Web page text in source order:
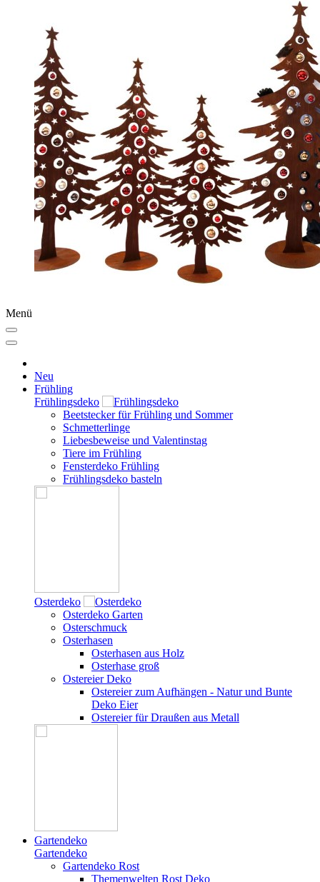
Menü
Neu
Frühling
Frühlingsdeko
Beetstecker für Frühling und Sommer
Schmetterlinge
Liebesbeweise und Valentinstag
Tiere im Frühling
Fensterdeko Frühling
Frühlingsdeko basteln
Osterdeko
Osterdeko Garten
Osterschmuck
Osterhasen
Osterhasen aus Holz
Osterhase groß
Ostereier Deko
Ostereier zum Aufhängen - Natur und Bunte
Deko Eier
Ostereier für Draußen aus Metall
Gartendeko
Gartendeko
Gartendeko Rost
Themenwelten Rost Deko